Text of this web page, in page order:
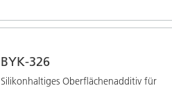
BYK-326
Silikonhaltiges Oberﬂächenadditiv für